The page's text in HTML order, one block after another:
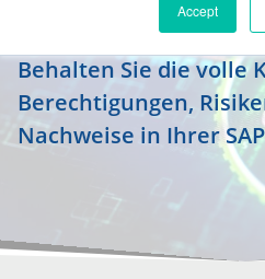
Accept
Wer hat welche
Behalten Sie die volle
Berechtigungen,
Nachweise in Ihrer